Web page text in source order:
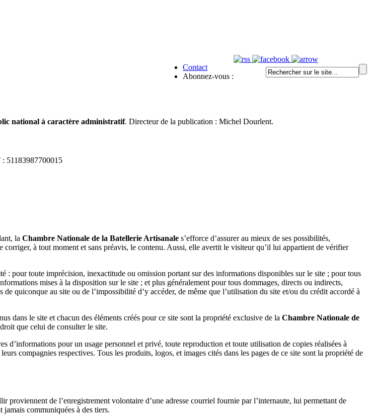
Contact
Abonnez-vous :
national à caractère administratif. Directeur de la publication : Michel Dourlent.
51183987700015
la Chambre Nationale de la Batellerie Artisanale s’efforce d’assurer au mieux de ses possibilités,
à tout moment et sans préavis, le contenu. Aussi, elle avertit le visiteur qu’il lui appartient de vérifier
: pour toute imprécision, inexactitude ou omission portant sur des informations disponibles sur le site ; pour tous
mises à la disposition sur le site ; et plus généralement pour tous dommages, directs ou indirects,
quiconque au site ou de l’impossibilité d’y accéder, de même que l’utilisation du site et/ou du crédit accordé à
dans le site et chacun des éléments créés pour ce site sont la propriété exclusive de la Chambre Nationale de
que celui de consulter le site.
d’informations pour un usage personnel et privé, toute reproduction et toute utilisation de copies réalisées à
compagnies respectives. Tous les produits, logos, et images cités dans les pages de ce site sont la propriété de
proviennent de l’enregistrement volontaire d’une adresse courriel fournie par l’internaute, lui permettant de
communiquées à des tiers.